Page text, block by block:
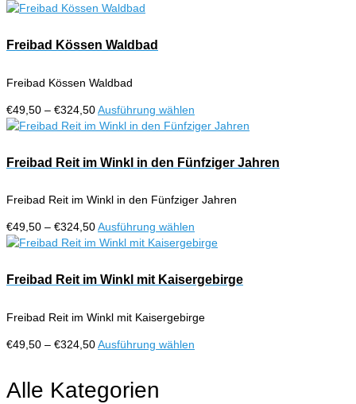
€49,50
€324,50
können
auf
Produktseite
werden
Freibad Kössen Waldbad
Freibad Kössen Waldbad
€49,50 – €324,50Preisspanne:
€49,50
€324,50
Ausführung wählen
Produkt
mehrere
Varianten
Die
können
auf
Produktseite
werden
Freibad Reit im Winkl in den Fünfziger Jahren
Freibad Reit im Winkl in den Fünfziger Jahren
€49,50 – €324,50Preisspanne:
€49,50
€324,50
Ausführung wählen
Produkt
mehrere
Varianten
Die
können
Freibad Reit im Winkl mit Kaisergebirge
Freibad Reit im Winkl mit Kaisergebirge
€49,50 – €324,50Preisspanne:
€324,50
Ausführung wählen
Alle Kategorien